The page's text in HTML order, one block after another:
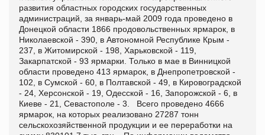
развития областных городских государственных
администраций, за январь-май 2009 года проведено в
Донецкой области 1866 продовольственных ярмарок, в
Николаевской - 390, в Автономной Республике Крым -
237, в Житомирской - 198, Харьковской - 119,
Закарпатской - 93 ярмарки. Только в мае в Винницкой
области проведено 413 ярмарок, в Днепропетровской -
102, в Сумской - 60, в Полтавской - 49, в Кировоградской
- 24, Херсонской - 19, Одесской - 16, Запорожской - 6, в
Киеве - 21, Севастополе - 3. Всего проведено 4666
ярмарок, на которых реализовано 27287 тонн
сельскохозяйственной продукции и ее переработки на